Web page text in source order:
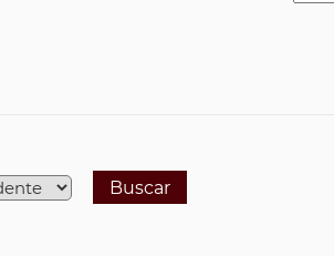
Buscar